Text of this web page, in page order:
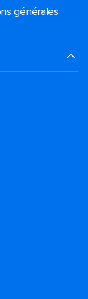
générales